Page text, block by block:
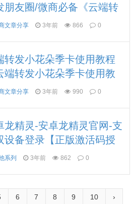
朋友圈/微商必备《云端转
铃云端转发》
文章分享 3年前 866 0
转发小花朵季卡使用教程
端转发小花朵季卡使用教
文章分享 3年前 990 0
龙精灵-安卓龙精灵官网-支
设备登录【正版激活码授
系列 3年前 862 0
6 7 8 9 10 ›